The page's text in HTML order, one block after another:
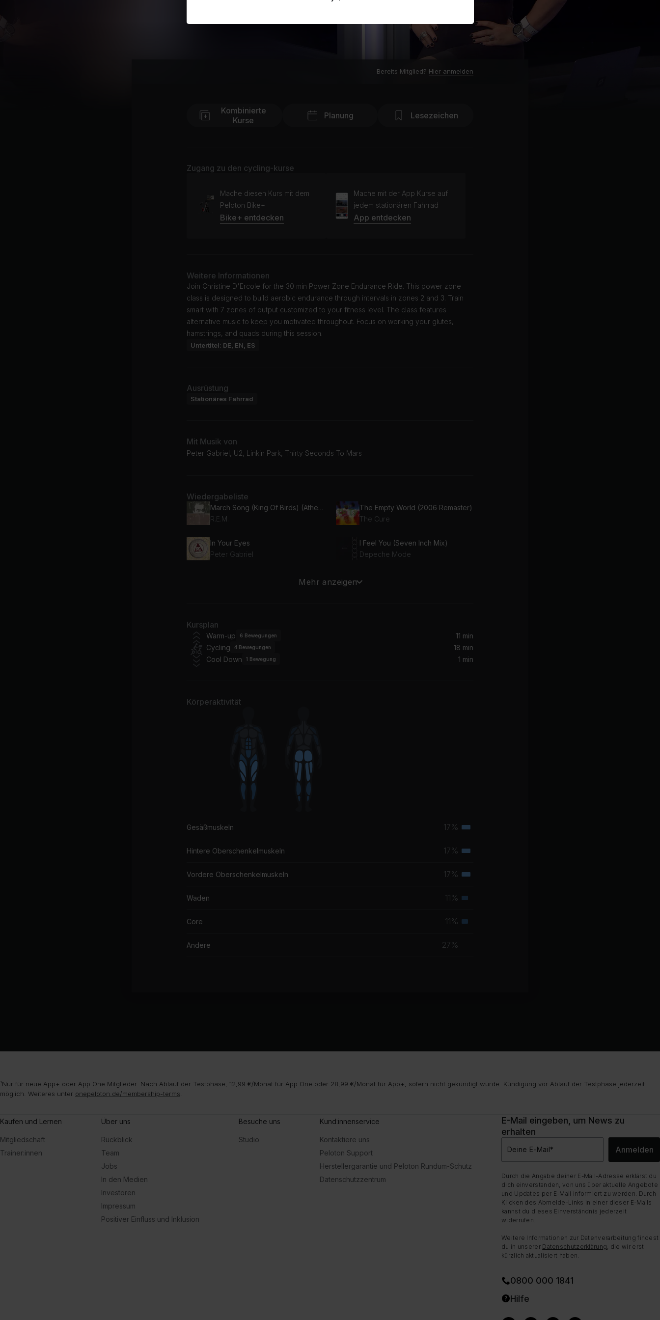
Bereits Mitglied? Hier anmelden
Kombinierte
Kurse
Planung Lesezeichen
Zugang zu den cycling-kurse
Mache diesen Kurs mit dem
Peloton Bike+
Bike+ entdecken
Mache mit der App Kurse auf
jedem stationären Fahrrad
App entdecken
Weitere Informationen
Join Christine D'Ercole for the 30 min Power Zone Endurance Ride. This power zone
class is designed to build aerobic endurance through intervals in zones 2 and 3. Train
smart with 7 zones of output customized to your fitness level. The class features
alternative music to keep you motivated throughout. Focus on working your glutes,
hamstrings, and quads during this session.
Untertitel: DE, EN, ES
Ausrüstung
Stationäres Fahrrad
Mit Musik von
Peter Gabriel, U2, Linkin Park, Thirty Seconds To Mars
Wiedergabeliste
March Song (King Of Birds) (Athens Demo)
R.E.M.
The Empty World (2006 Remaster)
The Cure
In Your Eyes
Peter Gabriel
I Feel You (Seven Inch Mix)
Depeche Mode
Peter Gabriel
Mehr anzeigen
Kursplan
Warm-up 6 Bewegungen
11 min
Cycling
4 Bewegungen
18 min
Cool Down
1 Bewegung 1 min
Körperaktivität
Gesäßmuskeln 17% Tertiäre
Hintere Oberschenkelmuskeln 17% Tertiäre
Vordere Oberschenkelmuskeln 17% Tertiäre
Waden 11% Sekundäre
Core 11% Sekundäre
Andere 27%
¹Nur für neue App+ oder App One Mitglieder. Nach Ablauf der Testphase, 12,99 €/Monat für App One oder 28,99 €/Monat für App+, sofern nicht gekündigt wurde. Kündigung vor Ablauf der Testphase jederzeit
möglich. Weiteres unter onepeloton.de/membership-terms
Kaufen und Lernen
Mitgliedschaft
Trainer:innen
Über uns
Rückblick
Team
Jobs
In den Medien
Investoren
Impressum
Positiver Einfluss und Inklusion
Besuche uns
Studio
Kund:innenservice
Kontaktiere uns
Peloton Support
Herstellergarantie und Peloton Rundum-Schutz
Datenschutzzentrum
E-Mail eingeben, um News zu
erhalten
Deine E-Mail* Anmelden
Durch die Angabe deiner E-Mail-Adresse erklärst du
dich einverstanden, von uns über aktuelle Angebote
und Updates per E-Mail informiert zu werden. Durch
Klicken des Abmelde-Links in einer dieser E-Mails
kannst du dieses Einverständnis jederzeit
widerrufen.
Weitere Informationen zur Datenverarbeitung findest
du in unserer Datenschutzerklärung, die wir erst
kürzlich aktualisiert haben.
0800 000 1841
Hilfe